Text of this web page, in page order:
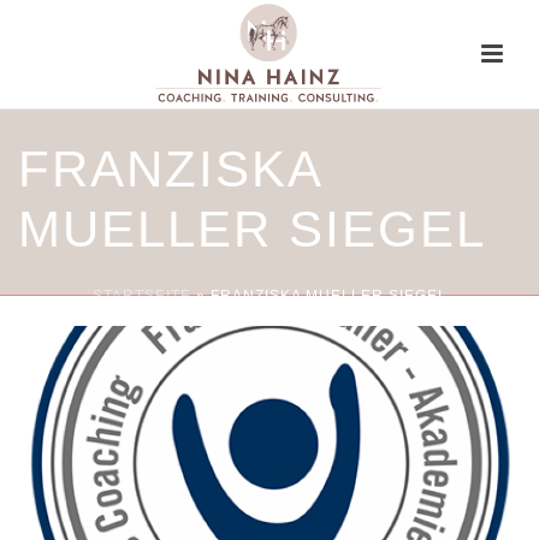
FRANZISKA
MUELLER SIEGEL
STARTSEITE»FRANZISKA MUELLER SIEGEL